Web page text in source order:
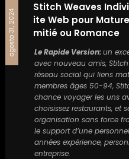
agosto 31, 2024
Stitch Weaves
ite Web pour
mitié ou Romance
Le Rapide Version:un
avec nouveau amis,
réseau social qui liens
membres âges 50-94,
chance voyager les uns
choisissez restaurants, et
organisation sans force
le support d’une
années expérience,
entreprise.